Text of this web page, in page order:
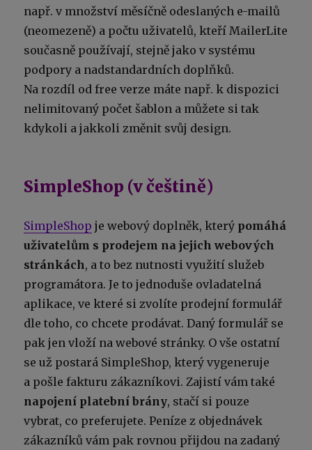
např. v množství měsíčně odeslaných e-mailů
(neomezeně) a počtu uživatelů, kteří MailerLite
současně používají, stejně jako v systému
podpory a nadstandardních doplňků.
Na rozdíl od free verze máte např. k dispozici
nelimitovaný počet šablon a můžete si tak
kdykoli a jakkoli změnit svůj design.
SimpleShop (v češtině)
SimpleShop je webový doplněk, který pomáhá
uživatelům s prodejem na jejich webových
stránkách, a to bez nutnosti využití služeb
programátora. Je to jednoduše ovladatelná
aplikace, ve které si zvolíte prodejní formulář
dle toho, co chcete prodávat. Daný formulář se
pak jen vloží na webové stránky. O vše ostatní
se už postará SimpleShop, který vygeneruje
a pošle fakturu zákazníkovi. Zajistí vám také
napojení platební brány, stačí si pouze
vybrat, co preferujete. Peníze z objednávek
zákazníků vám pak rovnou přijdou na zadaný